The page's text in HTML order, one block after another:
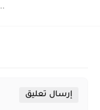
إرسال تعليق